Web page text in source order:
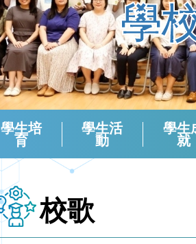
學
學生培
育
學生活
動
學生
就
校歌